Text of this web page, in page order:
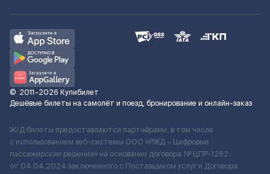
© 2011–2026 Купибилет
Дешёвые билеты на самолёт и поезд, бронирование и онлайн-заказ
Ж/Д билеты предоставляются партнёрами, в том числе
с использованием веб-системы ООО «РЖД – Цифровые
пассажирские решения» на основании договора № ЦПР-1282
от 04.04.2024 заключенного с Поставщиком услуг и Договора